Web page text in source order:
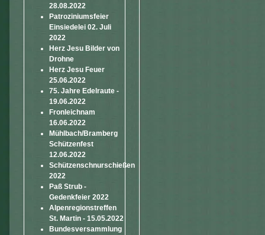
28.08.2022
Patroziniumsfeier
Einsiedelei 02. Juli
2022
Herz Jesu Bilder von
Drohne
Herz Jesu Feuer
25.06.2022
75. Jahre Edelraute -
19.06.2022
Fronleichnam
16.06.2022
Mühlbach/Bramberg
Schützenfest
12.06.2022
Schützenschnurschießen
2022
Paß Strub -
Gedenkfeier 2022
Alpenregionstreffen
St. Martin - 15.05.2022
Bundesversammlung